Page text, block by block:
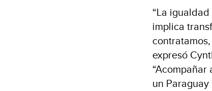
“La
implica
expresó
un